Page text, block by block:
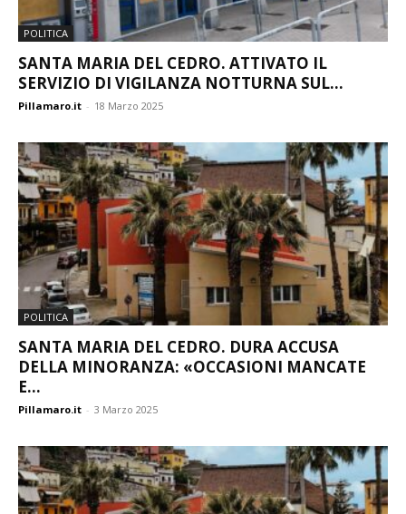
POLITICA
SANTA MARIA DEL CEDRO. ATTIVATO IL
SERVIZIO DI VIGILANZA NOTTURNA SUL...
Pillamaro.it - 18 Marzo 2025
POLITICA
SANTA MARIA DEL CEDRO. DURA ACCUSA
DELLA MINORANZA: «OCCASIONI MANCATE
E...
Pillamaro.it - 3 Marzo 2025